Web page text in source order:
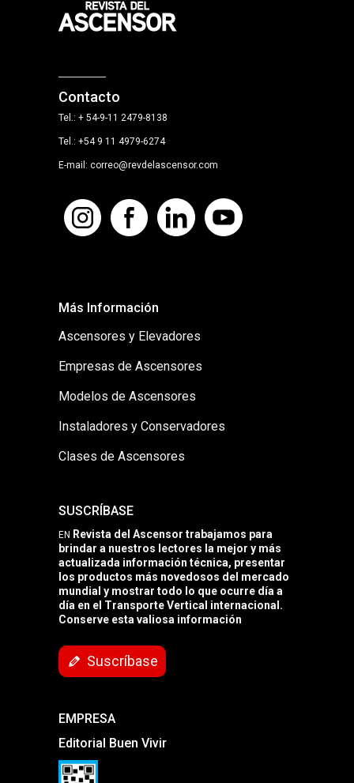
Contacto
Tel.: + 54-9-11 2479-8138
Tel.: +54 9 11 4979-6274
E-mail: correo@revdelascensor.com
Más Información
Ascensores y Elevadores
Empresas de Ascensores
Modelos de Ascensores
Instaladores y Conservadores
Clases de Ascensores
SUSCRÍBASE
EN Revista del Ascensor trabajamos para
brindar a nuestros lectores la mejor y más
actualizada información técnica, presentar
los productos más novedosos del mercado
mundial y mostrar todo lo que ocurre día a
día en el Transporte Vertical internacional.
Conserve esta valiosa información
Suscríbase
EMPRESA
Editorial Buen Vivir